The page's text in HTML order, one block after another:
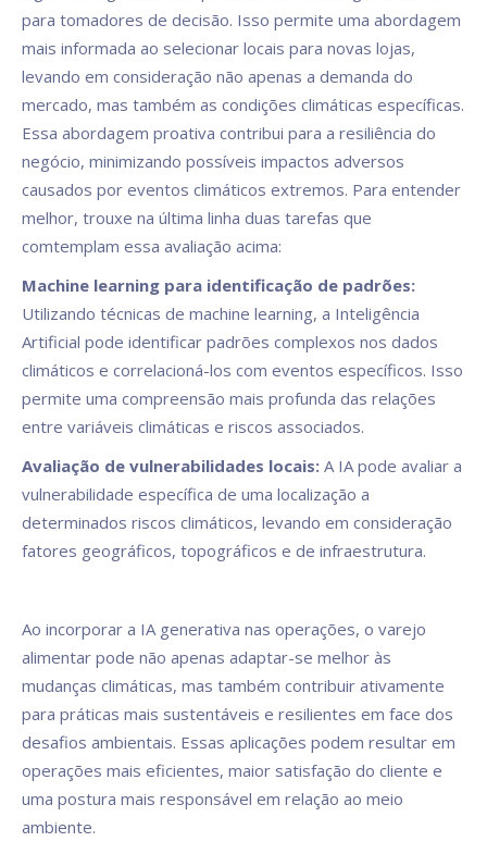
para tomadores de decisão. Isso permite uma abordagem
mais informada ao selecionar locais para novas lojas,
levando em consideração não apenas a demanda do
mercado, mas também as condições climáticas específicas.
Essa abordagem proativa contribui para a resiliência do
negócio, minimizando possíveis impactos adversos
causados por eventos climáticos extremos. Para entender
melhor, trouxe na última linha duas tarefas que
comtemplam essa avaliação acima:
Machine learning para identificação de padrões:
Utilizando técnicas de machine learning, a Inteligência
Artificial pode identificar padrões complexos nos dados
climáticos e correlacioná-los com eventos específicos. Isso
permite uma compreensão mais profunda das relações
entre variáveis climáticas e riscos associados.
Avaliação de vulnerabilidades locais: A IA pode avaliar a
vulnerabilidade específica de uma localização a
determinados riscos climáticos, levando em consideração
fatores geográficos, topográficos e de infraestrutura.
Ao incorporar a IA generativa nas operações, o varejo
alimentar pode não apenas adaptar-se melhor às
mudanças climáticas, mas também contribuir ativamente
para práticas mais sustentáveis e resilientes em face dos
desafios ambientais. Essas aplicações podem resultar em
operações mais eficientes, maior satisfação do cliente e
uma postura mais responsável em relação ao meio
ambiente.